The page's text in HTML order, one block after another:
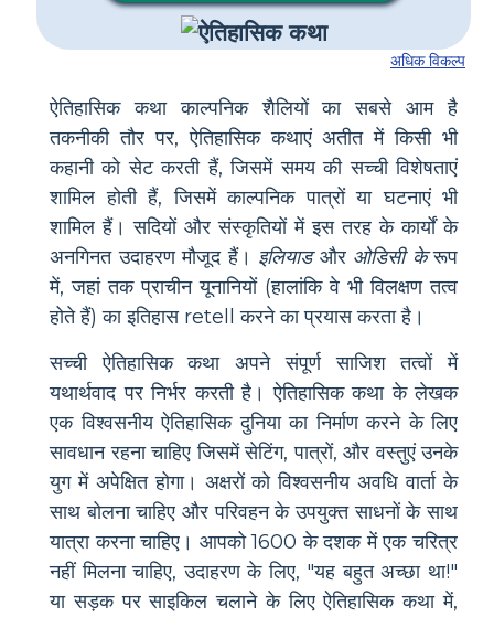
अधिक विकल्प
ऐतिहासिक कथा काल्पनिक शैलियों का सबसे आम है
तकनीकी तौर पर, ऐतिहासिक कथाएं अतीत में किसी भी
कहानी को सेट करती हैं, जिसमें समय की सच्ची विशेषताएं
शामिल होती हैं, जिसमें काल्पनिक पात्रों या घटनाएं भी
शामिल हैं। सदियों और संस्कृतियों में इस तरह के कार्यों के
अनगिनत उदाहरण मौजूद हैं। इलियाडऔर ओडिसी केरूप
में, जहां तक ​​प्राचीन यूनानियों (हालांकि वे भी विलक्षण तत्व
होते हैं) का इतिहास retell करने का प्रयास करता है।
सच्ची ऐतिहासिक कथा अपने संपूर्ण साजिश तत्वों में
यथार्थवाद पर निर्भर करती है। ऐतिहासिक कथा के लेखक
एक विश्वसनीय ऐतिहासिक दुनिया का निर्माण करने के लिए
सावधान रहना चाहिए जिसमें सेटिंग, पात्रों, और वस्तुएं उनके
युग में अपेक्षित होगा। अक्षरों को विश्वसनीय अवधि वार्ता के
साथ बोलना चाहिए और परिवहन के उपयुक्त साधनों के साथ
यात्रा करना चाहिए। आपको 1600 के दशक में एक चरित्र
नहीं मिलना चाहिए, उदाहरण के लिए, "यह बहुत अच्छा था!"
या सड़क पर साइकिल चलाने के लिए ऐतिहासिक कथा में,